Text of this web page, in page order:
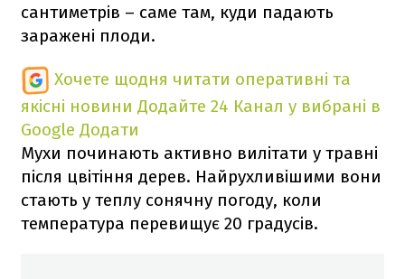
сантиметрів – саме там, куди падають
заражені плоди.
Хочете щодня читати оперативні та
якісні новини Додайте 24 Канал у вибрані в
Google Додати
Мухи починають активно вилітати у травні
після цвітіння дерев. Найрухливішими вони
стають у теплу сонячну погоду, коли
температура перевищує 20 градусів.